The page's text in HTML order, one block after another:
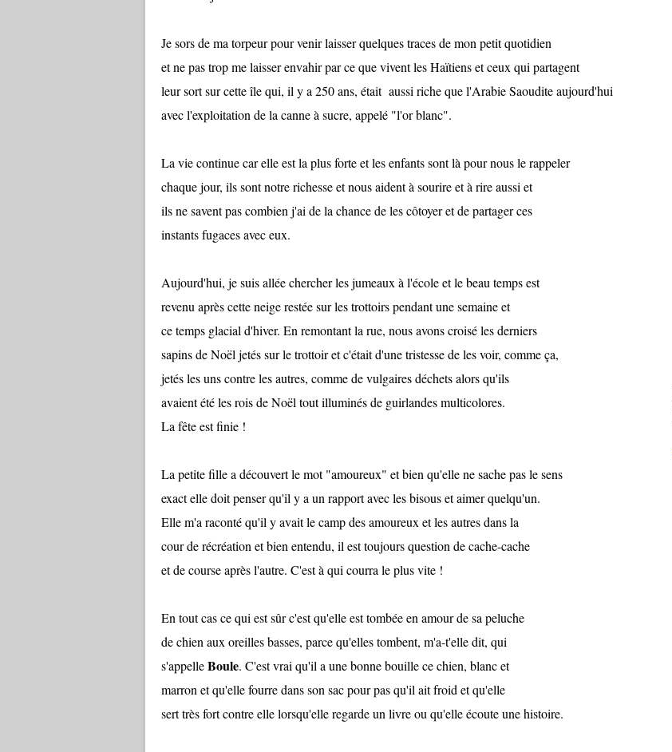
Je sors de ma torpeur pour venir laisser quelques traces de mon petit quotidien
et ne pas trop me laisser envahir par ce que vivent les Haïtiens et ceux qui partagent
leur sort sur cette île qui, il y a 250 ans, était aussi riche que l'Arabie Saoudite aujourd'hui
avec l'exploitation de la canne à sucre, appelé "l'or blanc".
La vie continue car elle est la plus forte et les enfants sont là pour nous le rappeler
chaque jour, ils sont notre richesse et nous aident à sourire et à rire aussi et
ils ne savent pas combien j'ai de la chance de les côtoyer et de partager ces
instants fugaces avec eux.
Aujourd'hui, je suis allée chercher les jumeaux à l'école et le beau temps est
revenu après cette neige restée sur les trottoirs pendant une semaine et
ce temps glacial d'hiver. En remontant la rue, nous avons croisé les derniers
sapins de Noël jetés sur le trottoir et c'était d'une tristesse de les voir, comme ça,
jetés les uns contre les autres, comme de vulgaires déchets alors qu'ils
avaient été les rois de Noël tout illuminés de guirlandes multicolores.
La fête est finie !
La petite fille a découvert le mot "amoureux" et bien qu'elle ne sache pas le sens
exact elle doit penser qu'il y a un rapport avec les bisous et aimer quelqu'un.
Elle m'a raconté qu'il y avait le camp des amoureux et les autres dans la
cour de récréation et bien entendu, il est toujours question de cache-cache
et de course après l'autre. C'est à qui courra le plus vite !
En tout cas ce qui est sûr c'est qu'elle est tombée en amour de sa peluche
de chien aux oreilles basses, parce qu'elles tombent, m'a-t'elle dit, qui
s'appelleBoule. C'est vrai qu'il a une bonne bouille ce chien, blanc et
marron et qu'elle fourre dans son sac pour pas qu'il ait froid et qu'elle
sert très fort contre elle lorsqu'elle regarde un livre ou qu'elle écoute une histoire.